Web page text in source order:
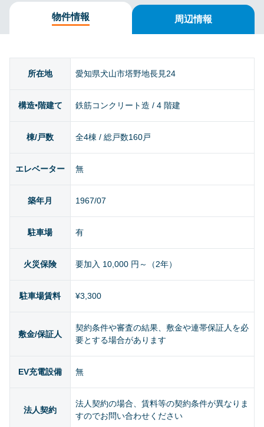
物件情報 周辺情報
所在地 愛知県犬山市塔野地長見24
構造•階建て 鉄筋コンクリート造 / 4 階建
棟/戸数 全4棟 / 総戸数160戸
エレベーター 無
築年月 1967/07
駐車場 有
火災保険 要加入 10,000 円～（2年）
駐車場賃料 ¥3,300
敷金/保証人
契約条件や審査の結果、敷金や連帯保証人を必
要とする場合があります
EV充電設備 無
法人契約
法人契約の場合、賃料等の契約条件が異なりま
すのでお問い合わせください